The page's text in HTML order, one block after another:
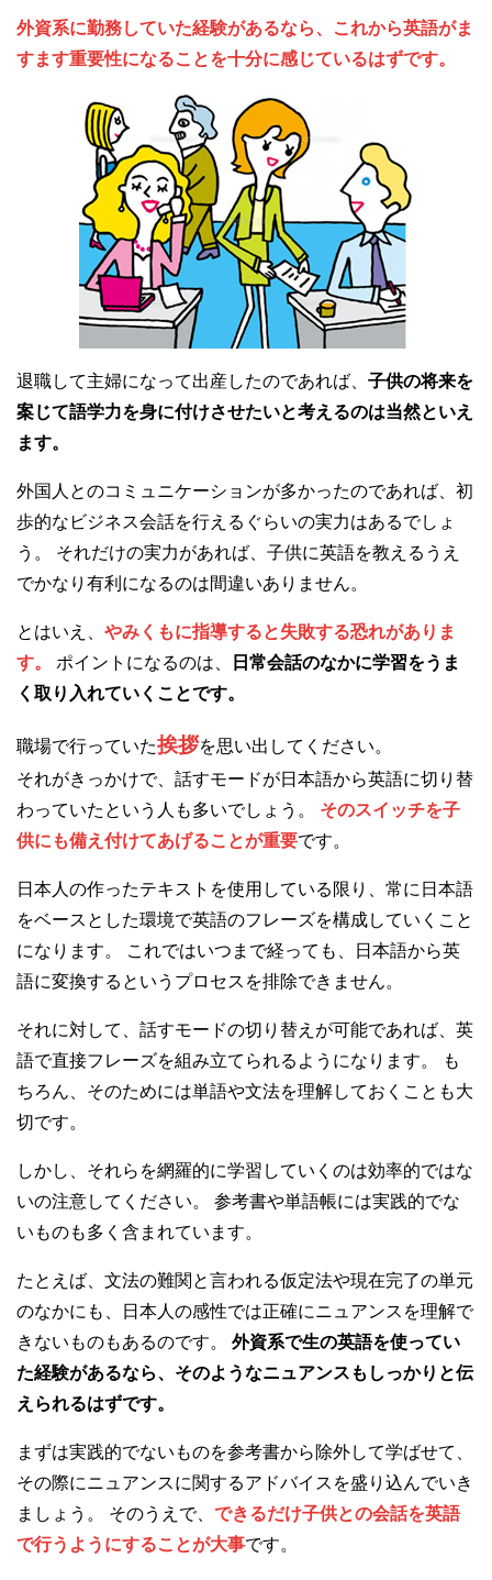
外資系に勤務していた経験があるなら、これから英語がま
すます重要性になることを十分に感じているはずです。
退職して主婦になって出産したのであれば、 子供の将来を
案じて語学力を身に付けさせたいと考えるのは当然といえ
ます。
外国人とのコミュニケーションが多かったのであれば、初
歩的なビジネス会話を行えるぐらいの実力はあるでしょ
う。 それだけの実力があれば、子供に英語を教えるうえ
でかなり有利になるのは間違いありません。
とはいえ、 やみくもに指導すると失敗する恐れがありま
す。
ポイントになるのは、
日常会話のなかに学習をうま
く取り入れていくことです。
職場で行っていた挨拶を思い出してください。
それがきっかけで、話すモードが日本語から英語に切り替
わっていたという人も多いでしょう。 そのスイッチを子
供にも備え付けてあげることが重要です。
日本人の作ったテキストを使用している限り、常に日本語
をベースとした環境で英語のフレーズを構成していくこと
になります。 これではいつまで経っても、日本語から英
語に変換するというプロセスを排除できません。
それに対して、話すモードの切り替えが可能であれば、英
語で直接フレーズを組み立てられるようになります。 も
ちろん、そのためには単語や文法を理解しておくことも大
切です。
しかし、それらを網羅的に学習していくのは効率的ではな
いの注意してください。 参考書や単語帳には実践的でな
いものも多く含まれています。
たとえば、文法の難関と言われる仮定法や現在完了の単元
のなかにも、日本人の感性では正確にニュアンスを理解で
きないものもあるのです。 外資系で生の英語を使ってい
た経験があるなら、そのようなニュアンスもしっかりと伝
えられるはずです。
まずは実践的でないものを参考書から除外して学ばせて、
その際にニュアンスに関するアドバイスを盛り込んでいき
ましょう。 そのうえで、 できるだけ子供との会話を英語
で行うようにすることが大事です。